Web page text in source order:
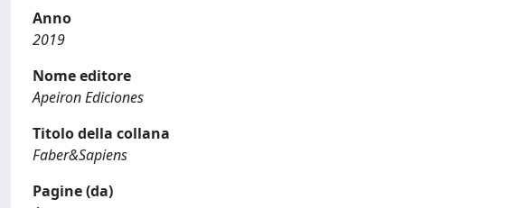
Anno
2019
Nome editore
Apeiron Ediciones
Titolo della collana
Faber&Sapiens
Pagine (da)